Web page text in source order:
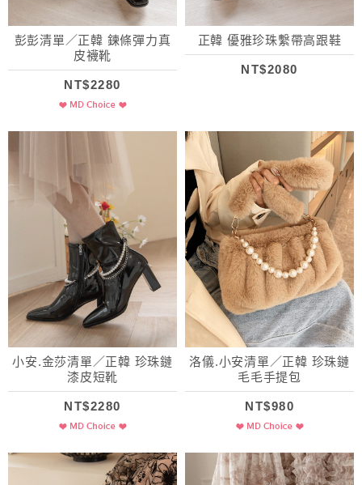
彭彭清單／正韓 鍊條彈力真
皮襪靴
NT$2280
正韓 優雅珍珠繫帶高跟鞋
NT$2080
小安.金莎清單／正韓 珍珠鏈
漆皮短靴
NT$2280
洛儀.小安清單／正韓 珍珠鏈
毛毛手提包
NT$980